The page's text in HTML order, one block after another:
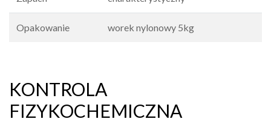
Opakowanie worek nylonowy 5kg
KONTROLA
FIZYKOCHEMICZNA